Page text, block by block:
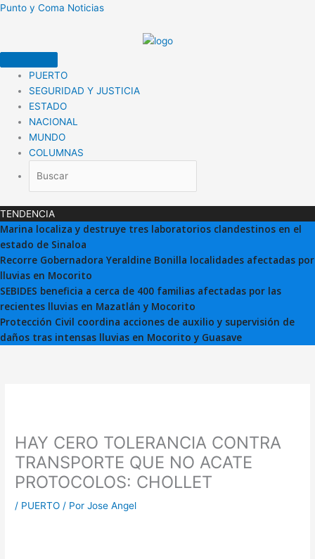
Ir
Punto y Coma Noticias
PUERTO
SEGURIDAD Y JUSTICIA
ESTADO
NACIONAL
MUNDO
COLUMNAS
TENDENCIA
Marina localiza y destruye tres laboratorios clandestinos en el
estado de Sinaloa
Recorre Gobernadora Yeraldine Bonilla localidades afectadas por
lluvias en Mocorito
SEBIDES beneficia a cerca de 400 familias afectadas por las
recientes lluvias en Mazatlán y Mocorito
Protección Civil coordina acciones de auxilio y supervisión de
daños tras intensas lluvias en Mocorito y Guasave
HAY CERO TOLERANCIA CONTRA
TRANSPORTE QUE NO ACATE
PROTOCOLOS: CHOLLET
/ PUERTO / PorJose Angel